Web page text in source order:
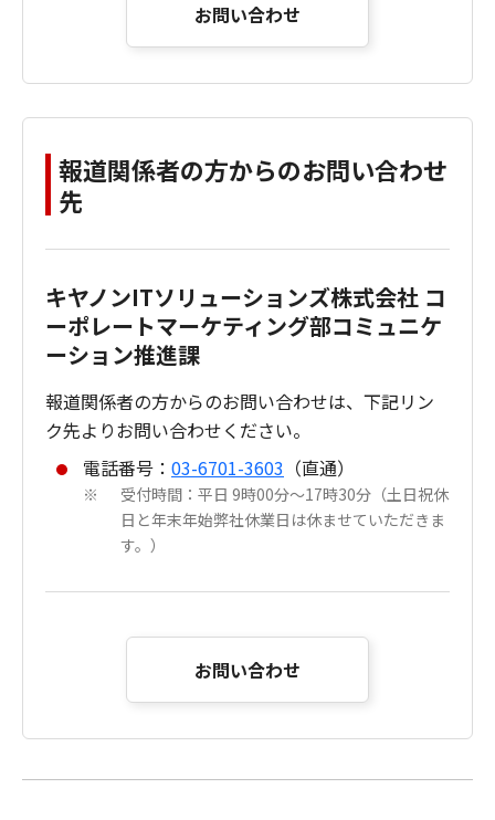
お問い合わせ
報道関係者の方からのお問い合わせ
先
キヤノンITソリューションズ株式会社 コ
ーポレートマーケティング部コミュニケ
ーション推進課
報道関係者の方からのお問い合わせは、下記リン
ク先よりお問い合わせください。
電話番号： 03-6701-3603 （直通）
※
受付時間：平日 9時00分～17時30分（土日祝休
日と年末年始弊社休業日は休ませていただきま
す。）
お問い合わせ